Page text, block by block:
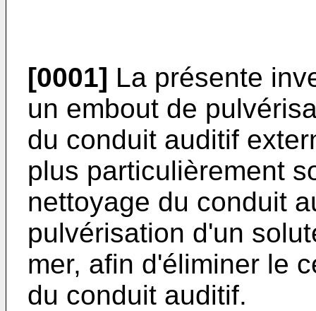
[0001] La présente
un embout de
du conduit auditif
plus particulièrement
nettoyage du conduit
pulvérisation d'un
mer, afin d'éliminer le
du conduit auditif.